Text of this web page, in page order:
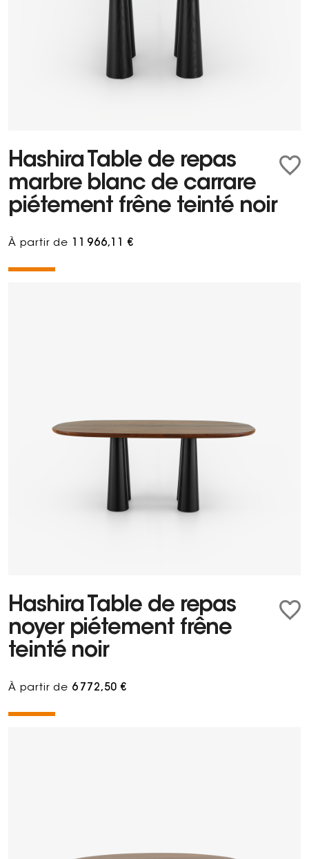
Hashira Table de repas
marbre blanc de carrare
piétement frêne teinté noir
À partir de 11 966,11 €
Hashira Table de repas
noyer piétement frêne
teinté noir
À partir de 6 772,50 €